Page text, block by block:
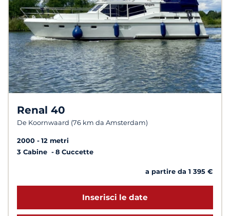
Renal 40
De Koornwaard (76 km da Amsterdam)
2000
12 metri
3 Cabine
8 Cuccette
a partire da 1 395 €
Inserisci le date